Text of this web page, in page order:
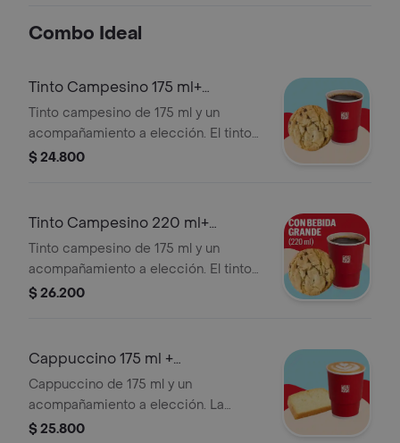
durante el transporte para pedidos a
Combo Ideal
Tinto Campesino 175 ml+
Acompañamiento
Tinto campesino de 175 ml y un
acompañamiento a elección. El tinto
contiene panela, canela y clavos.
$ 24.800
Tinto Campesino 220 ml+
Acompañamiento
Tinto campesino de 175 ml y un
acompañamiento a elección. El tinto
contiene panela, canela y clavos.
$ 26.200
Cappuccino 175 ml +
Acompañamiento
Cappuccino de 175 ml y un
acompañamiento a elección. La
presentación del Cappuccino puede
$ 25.800